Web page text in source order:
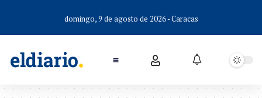
domingo, 9 de agosto de 2026 - Caracas